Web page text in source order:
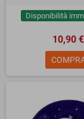
Disponibilità
10,90 €